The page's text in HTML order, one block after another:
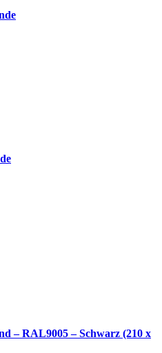
– RAL9005 – Schwarz (210 x